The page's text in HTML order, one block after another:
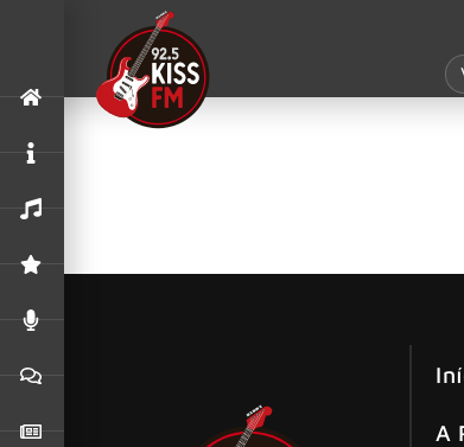
Tag: Zach
A